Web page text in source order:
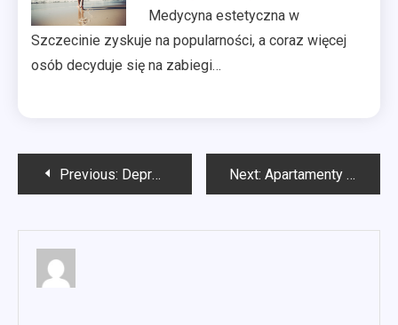
Medycyna estetyczna w
Szczecinie zyskuje na popularności, a coraz więcej
osób decyduje się na zabiegi…
Nawigacja
Previous: Depresja dwubiegunowa Next: Apartamenty do wynajęcia Międzyzdroje